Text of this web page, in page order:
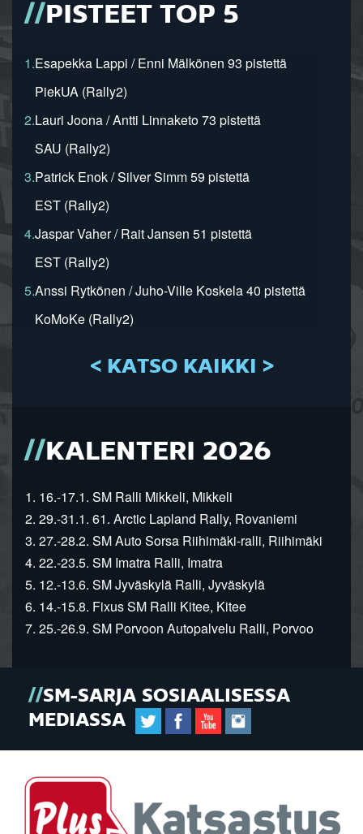
PISTEET TOP 5
1.Esapekka Lappi / Enni Mälkönen 93 pistettä
PiekUA (Rally2)
2.Lauri Joona / Antti Linnaketo 73 pistettä
SAU (Rally2)
3.Patrick Enok / Silver Simm 59 pistettä
EST (Rally2)
4.Jaspar Vaher / Rait Jansen 51 pistettä
EST (Rally2)
5.Anssi Rytkönen / Juho-Ville Koskela 40 pistettä
KoMoKe (Rally2)
< KATSO KAIKKI >
KALENTERI 2026
1. 16.-17.1. SM Ralli Mikkeli, Mikkeli
2. 29.-31.1. 61. Arctic Lapland Rally, Rovaniemi
3. 27.-28.2. SM Auto Sorsa Riihimäki-ralli, Riihimäki
4. 22.-23.5. SM Imatra Ralli, Imatra
5. 12.-13.6. SM Jyväskylä Ralli, Jyväskylä
6. 14.-15.8. Fixus SM Ralli Kitee, Kitee
7. 25.-26.9. SM Porvoon Autopalvelu Ralli, Porvoo
SM-SARJA SOSIAALISESSA
MEDIASSA